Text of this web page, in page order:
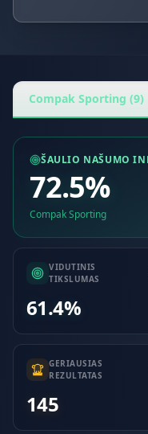
Compak Sporting (9)
ŠAULIO NAŠUMO
72.5%
Compak Sporting
VIDUTINIS
TIKSLUMAS
61.4%
GERIAUSIAS
REZULTATAS
145